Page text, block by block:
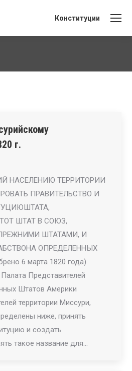
Конституции
г.
НАСЕЛЕНИЮ ТЕРРИТОРИИ
ПРАВИТЕЛЬСТВО И
ШТАТ В СОЮЗ,
ШТАТАМИ, И
ОПРЕДЕЛЕННЫХ
6 марта 1820 года)
Представителей
Штатов Америки
территории Миссури,
ниже, принять
и создать
такое название для…